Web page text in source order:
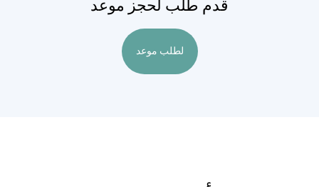
قدم طلب لحجز موعد
لطلب موعد